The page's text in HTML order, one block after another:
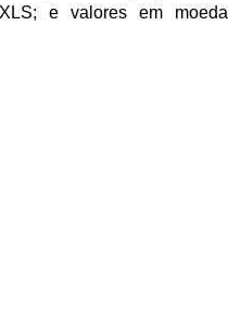
e valores em moeda